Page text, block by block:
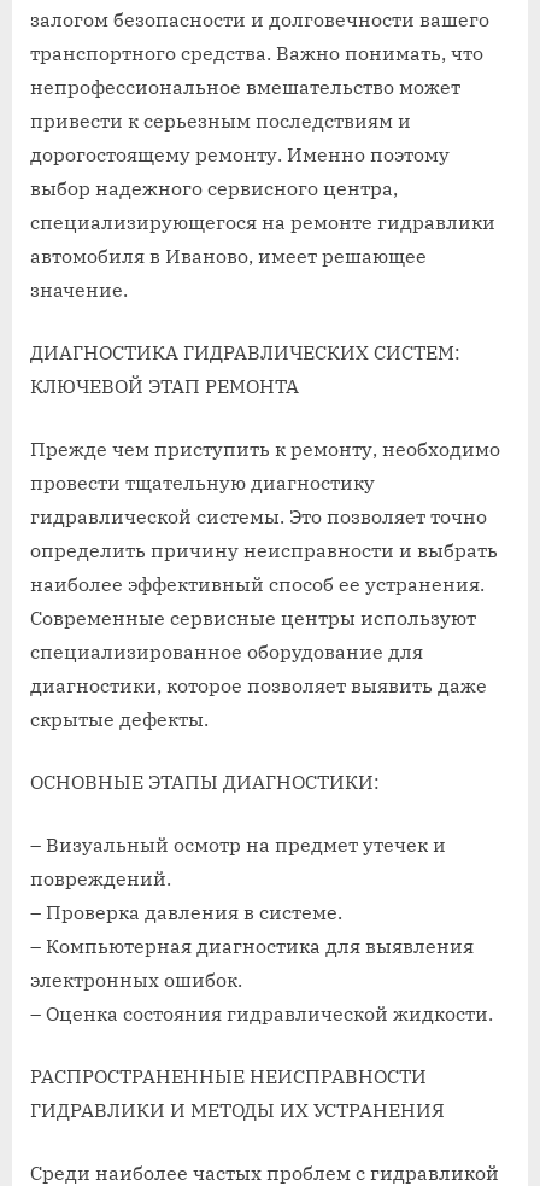
залогом безопасности и долговечности вашего
транспортного средства. Важно понимать, что
непрофессиональное вмешательство может
привести к серьезным последствиям и
дорогостоящему ремонту. Именно поэтому
выбор надежного сервисного центра,
специализирующегося на ремонте гидравлики
автомобиля в Иваново, имеет решающее
значение.
ДИАГНОСТИКА ГИДРАВЛИЧЕСКИХ СИСТЕМ:
КЛЮЧЕВОЙ ЭТАП РЕМОНТА
Прежде чем приступить к ремонту, необходимо
провести тщательную диагностику
гидравлической системы. Это позволяет точно
определить причину неисправности и выбрать
наиболее эффективный способ ее устранения.
Современные сервисные центры используют
специализированное оборудование для
диагностики, которое позволяет выявить даже
скрытые дефекты.
ОСНОВНЫЕ ЭТАПЫ ДИАГНОСТИКИ:
– Визуальный осмотр на предмет утечек и
повреждений.
– Проверка давления в системе.
– Компьютерная диагностика для выявления
электронных ошибок.
– Оценка состояния гидравлической жидкости.
РАСПРОСТРАНЕННЫЕ НЕИСПРАВНОСТИ
ГИДРАВЛИКИ И МЕТОДЫ ИХ УСТРАНЕНИЯ
Среди наиболее частых проблем с гидравликой